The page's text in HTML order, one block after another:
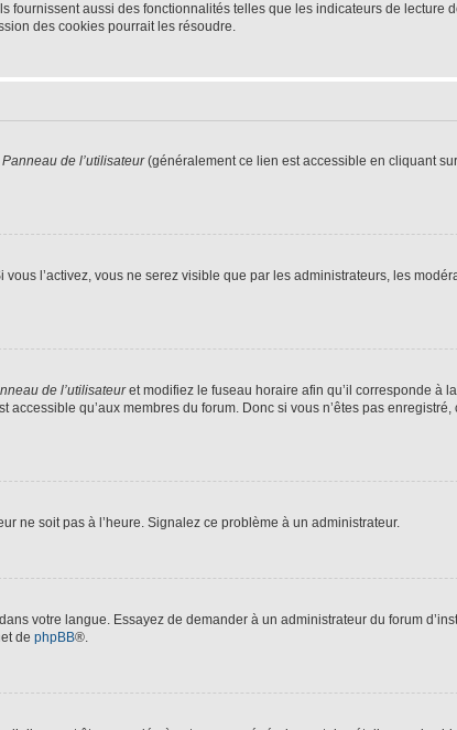
aussi des fonctionnalités telles que les indicateurs de lecture
des cookies pourrait les résoudre.
Panneau de l’utilisateur(généralement ce lien est accessible en cliquant
vous l’activez, vous ne serez visible que par les administrateurs, les
de l’utilisateuret modifiez le fuseau horaire afin qu’il corresponde à
qu’aux membres du forum. Donc si vous n’êtes pas enregistré,
ne soit pas à l’heure. Signalez ce problème à un administrateur.
votre langue. Essayez de demander à un administrateur du forum
de phpBB®.